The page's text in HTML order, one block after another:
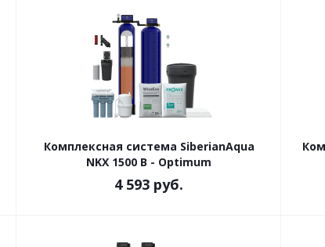
Комплексная система SiberianAqua
NKX 1500 B - Optimum
4 593 руб.